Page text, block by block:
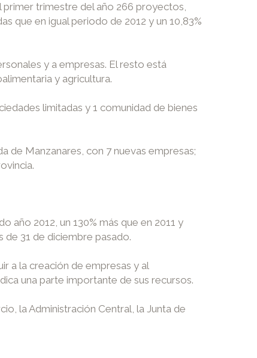
primer trimestre del año 266 proyectos,
que en igual periodo de 2012 y un 10,83%
y a empresas. El resto está
y agricultura.
limitadas y 1 comunidad de bienes
de Manzanares, con 7 nuevas empresas;
año 2012, un 130% más que en 2011 y
de 31 de diciembre pasado.
a la creación de empresas y al
una parte importante de sus recursos.
la Administración Central, la Junta de